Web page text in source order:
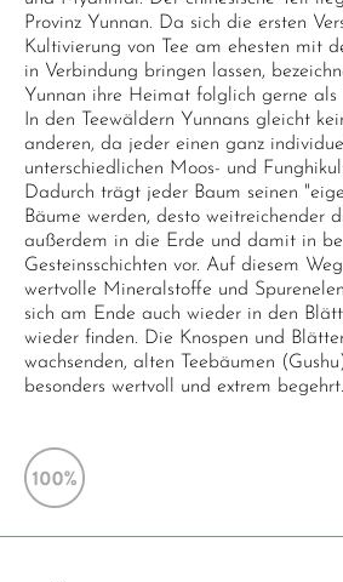
Provinz Yunnan. Da sich die ersten
Kultivierung von Tee am ehesten mit
in Verbindung bringen lassen,
Yunnan ihre Heimat folglich gerne als
In den Teewäldern Yunnans gleicht
anderen, da jeder einen ganz
unterschiedlichen Moos- und
Dadurch trägt jeder Baum seinen
Bäume werden, desto weitreichender
außerdem in die Erde und damit in
Gesteinsschichten vor. Auf diesem
wertvolle Mineralstoffe und
sich am Ende auch wieder in den
wieder finden. Die Knospen und
wachsenden, alten Teebäumen
besonders wertvoll und extrem begehrt.